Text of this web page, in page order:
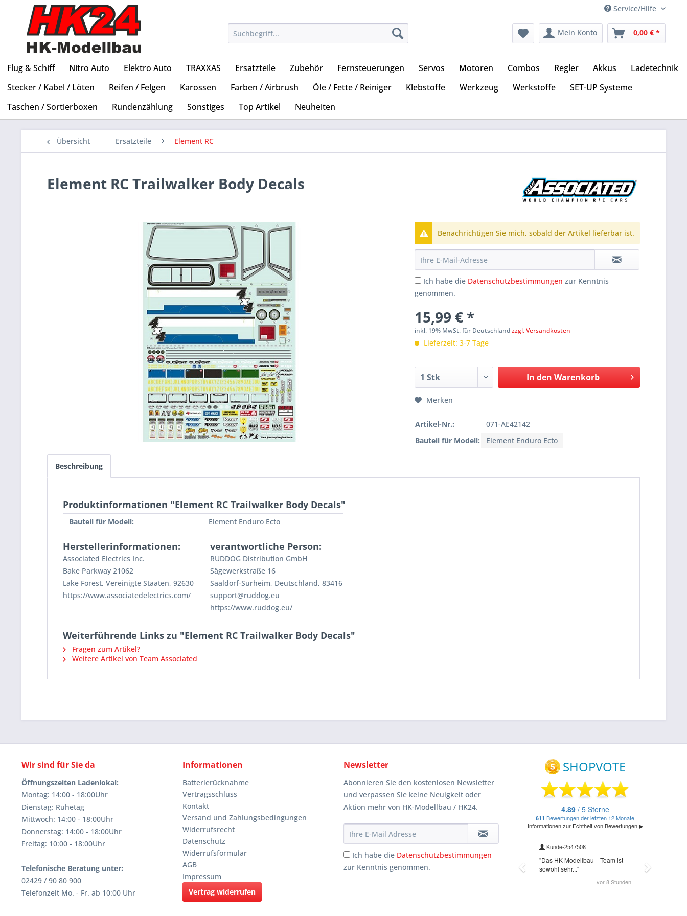
Service/Hilfe
Mein Konto 0,00 € *
Flug & Schiff Nitro Auto Elektro Auto TRAXXAS Ersatzteile Zubehör Fernsteuerungen Servos Motoren Combos Regler Akkus
Ladetechnik
Stecker / Kabel / Löten
Reifen / Felgen Karossen Farben / Airbrush Öle / Fette / Reiniger Klebstoffe Werkzeug Werkstoffe
SET-UP Systeme
Taschen / Sortierboxen
Rundenzählung Sonstiges Top Artikel Neuheiten
Übersicht Ersatzteile Element RC
Element RC Trailwalker Body Decals
Benachrichtigen Sie mich, sobald der Artikel lieferbar ist.
Ich habe die Datenschutzbestimmungen zur Kenntnis
genommen.
15,99 € *
inkl. 19% MwSt. für Deutschlandzzgl. Versandkosten
Lieferzeit: 3-7 Tage
In den Warenkorb
Merken
Artikel-Nr.:
071-AE42142
Bauteil für Modell:
Element Enduro Ecto
Beschreibung
Produktinformationen "Element RC Trailwalker Body Decals"
Bauteil für Modell: Element Enduro Ecto
Herstellerinformationen:
Associated Electrics Inc.
Bake Parkway 21062
Lake Forest, Vereinigte Staaten, 92630
https://www.associatedelectrics.com/
verantwortliche Person:
RUDDOG Distribution GmbH
Sägewerkstraße 16
Saaldorf-Surheim, Deutschland, 83416
support@ruddog.eu
https://www.ruddog.eu/
Weiterführende Links zu "Element RC Trailwalker Body Decals"
Fragen zum Artikel?
Weitere Artikel von Team Associated
Wir sind für Sie da
Öffnungszeiten Ladenlokal:
Montag: 14:00 - 18:00Uhr
Dienstag: Ruhetag
Mittwoch: 14:00 - 18:00Uhr
Donnerstag: 14:00 - 18:00Uhr
Freitag: 10:00 - 18:00Uhr
Telefonische Beratung unter:
02429 / 90 80 900
Telefonzeit Mo. - Fr. ab 10:00 Uhr
Informationen
Batterierücknahme
Vertragsschluss
Kontakt
Versand und Zahlungsbedingungen
Widerrufsrecht
Datenschutz
Widerrufsformular
AGB
Impressum
Vertrag widerrufen
Newsletter
Abonnieren Sie den kostenlosen Newsletter
und verpassen Sie keine Neuigkeit oder
Aktion mehr von HK-Modellbau / HK24.
Ich habe die Datenschutzbestimmungen
zur Kenntnis genommen.